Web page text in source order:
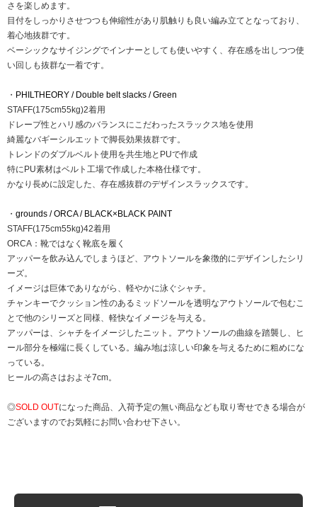
さを楽しめます。
目付をしっかりさせつつも伸縮性があり肌触りも良い編み立てとなっており、
着心地抜群です。
ベーシックなサイジングでインナーとしても使いやすく、存在感を出しつつ使
い回しも抜群な一着です。
・ PHILTHEORY / Double belt slacks / Green
STAFF(175cm55kg)2着用
ドレープ性とハリ感のバランスにこだわったスラックス地を使用
綺麗なバギーシルエットで脚長効果抜群です。
トレンドのダブルベルト使用を共生地とPUで作成
特にPU素材はベルト工場で作成した本格仕様です。
かなり長めに設定した、存在感抜群のデザインスラックスです。
・ grounds / ORCA / BLACK×BLACK PAINT
STAFF(175cm55kg)42着用
ORCA：靴ではなく靴底を履く
アッパーを飲み込んでしまうほど、アウトソールを象徴的にデザインしたシリ
ーズ。
イメージは巨体でありながら、軽やかに泳ぐシャチ。
チャンキーでクッション性のあるミッドソールを透明なアウトソールで包むこ
とで他のシリーズと同様、軽快なイメージを与える。
アッパーは、シャチをイメージしたニット。アウトソールの曲線を踏襲し、ヒ
ール部分を極端に長くしている。編み地は涼しい印象を与えるために粗めにな
っている。
ヒールの高さはおよそ7cm。
◎SOLD OUTになった商品、入荷予定の無い商品なども取り寄せできる場合が
ございますのでお気軽にお問い合わせ下さい。